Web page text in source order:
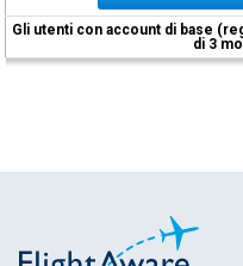
Gli utenti con account di base
di 3